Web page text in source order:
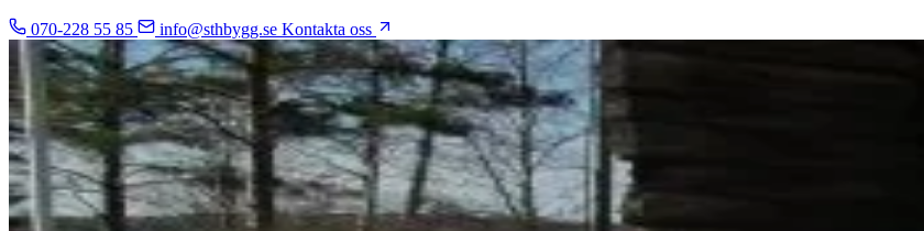
070-228 55 85 info@sthbygg.se Kontakta oss